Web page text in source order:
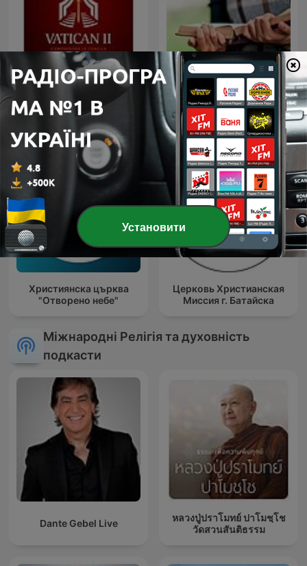
Vatican II Просто Християнство
Християнска църква
"Отворено небе"
Церковь Христианская
Миссия г. Батайска
Міжнародні Релігія та духовність
подкасти
Dante Gebel Live
หลวงปู่ปราโมทย์ ปาโมชฺโช
วัดสวนสันติธรรม
Установити